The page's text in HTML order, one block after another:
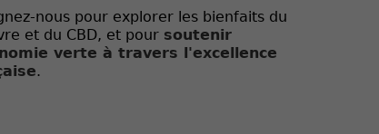
nous pour explorer les bienfaits du
et du CBD, et pour soutenir
verte à travers l'excellence
.